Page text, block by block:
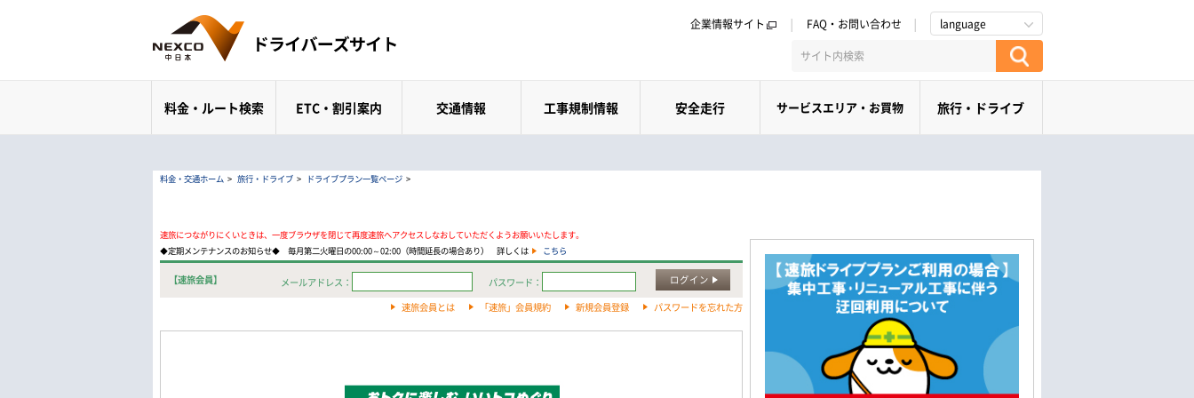
企業情報サイト FAQ・お問い合わせ language
料金・ルート検索 ETC・割引案内 交通情報 工事規制情報 安全走行 サービスエリア・お買物 旅行・ドライブ
料金・交通ホーム > 旅行・ドライブ > ドライブプラン一覧ページ >
速旅につながりにくいときは、一度ブラウザを閉じて再度速旅へアクセスしなおしていただくようお願いいたします。
◆定期メンテナンスのお知らせ◆ 毎月第二火曜日の00:00～02:00（時間延長の場合あり） 詳しくは
こちら
【速旅会員】 メールアドレス： パスワード： ログイン
速旅会員とは 「速旅」会員規約 新規会員登録 パスワードを忘れた方